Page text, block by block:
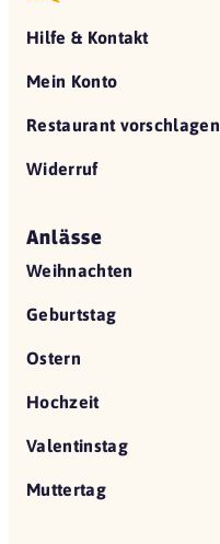
Hilfe & Kontakt
Mein Konto
Restaurant vorschlagen
Widerruf
Anlässe
Weihnachten
Geburtstag
Ostern
Hochzeit
Valentinstag
Muttertag